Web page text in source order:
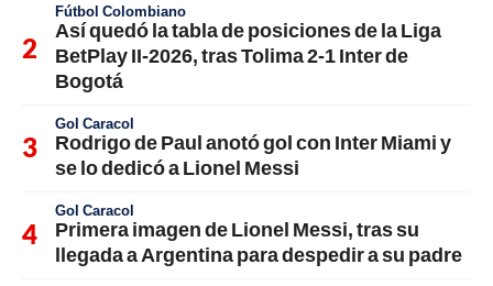
Fútbol Colombiano
Así quedó la tabla de posiciones de la Liga
BetPlay II-2026, tras Tolima 2-1 Inter de
Bogotá
Gol Caracol
Rodrigo de Paul anotó gol con Inter Miami y
se lo dedicó a Lionel Messi
Gol Caracol
Primera imagen de Lionel Messi, tras su
llegada a Argentina para despedir a su padre